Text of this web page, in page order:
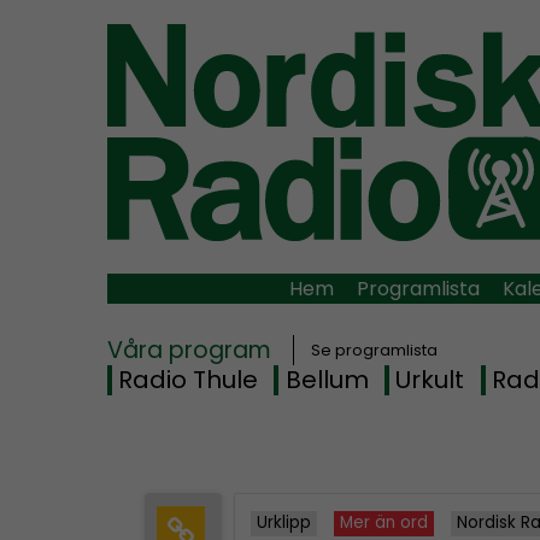
Hem Programlista
Våra program Se programlista
Radio Thule Bellum Urkult
Urklipp Mer än ord Nordisk